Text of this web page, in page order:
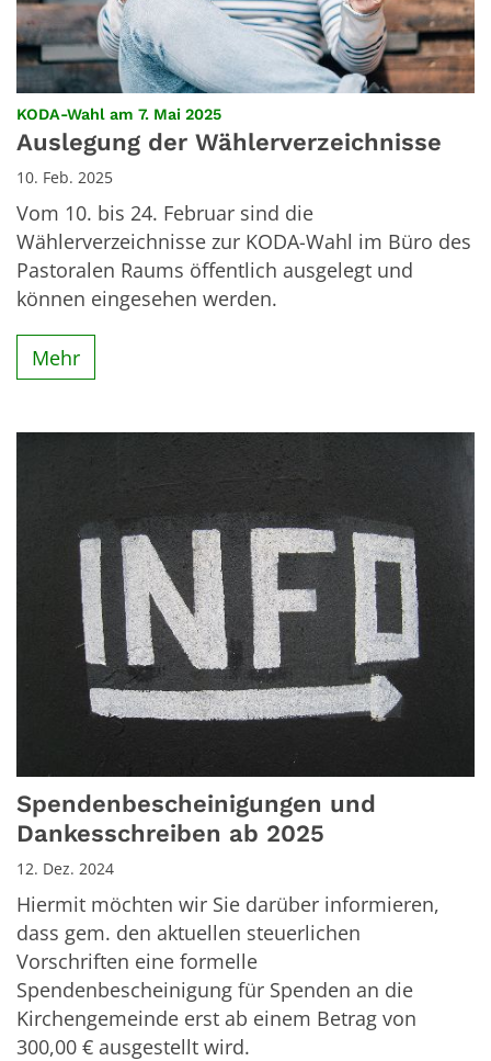
KODA-Wahl am 7. Mai 2025:
Auslegung der Wählerverzeichnisse
10. Feb. 2025
Vom 10. bis 24. Februar sind die
Wählerverzeichnisse zur KODA-Wahl im Büro des
Pastoralen Raums öffentlich ausgelegt und
können eingesehen werden.
Mehr
Spendenbescheinigungen und
Dankesschreiben ab 2025
12. Dez. 2024
Hiermit möchten wir Sie darüber informieren,
dass gem. den aktuellen steuerlichen
Vorschriften eine formelle
Spendenbescheinigung für Spenden an die
Kirchengemeinde erst ab einem Betrag von
300,00 € ausgestellt wird.